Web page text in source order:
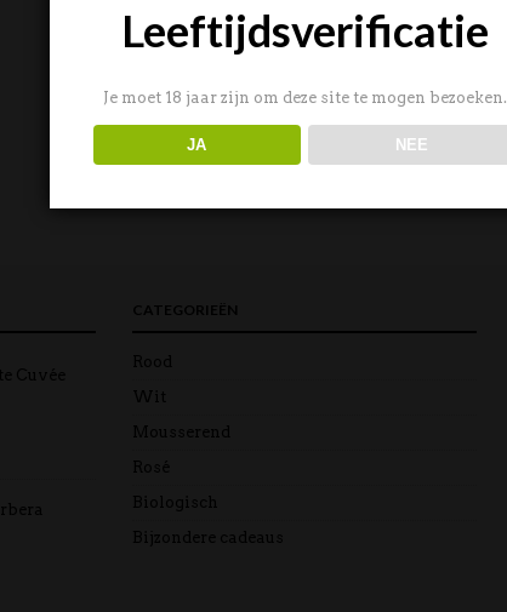
Cuvée
CATEGORIEËN
Rood
Wit
Mousserend
Rosé
Biologisch
Bijzondere cadeaus
Leeftijdsverificatie
Je moet 18 jaar zijn om deze site te mogen bezoeken.
JA NEE